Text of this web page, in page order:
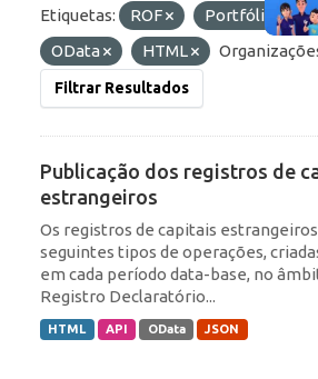
Etiquetas: ROF Portfólio
OData
HTML
Filtrar Resultados
Publicação dos registros de
estrangeiros
Os registros de capitais
seguintes tipos de operações,
em cada período data-base, no
Registro Declaratório...
HTML API OData JSON